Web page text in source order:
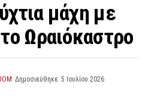
μάχη με
Ωραιόκαστρο
Δημοσιεύθηκε 5 Ιουλίου 2026